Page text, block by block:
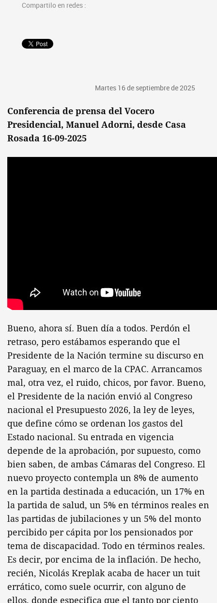
Compartilo en redes :
Martes 16 de septiembre de 2025
Conferencia de prensa del Vocero
Presidencial, Manuel Adorni, desde Casa
Rosada 16-09-2025
Bueno, ahora sí. Buen día a todos. Perdón el
retraso, pero estábamos esperando que el
Presidente de la Nación termine su discurso en
Paraguay, en el marco de la CPAC. Arrancamos
mal, otra vez, el ruido, chicos, por favor. Bueno,
el Presidente de la nación envió al Congreso
nacional el Presupuesto 2026, la ley de leyes,
que define cómo se ordenan los gastos del
Estado nacional. Su entrada en vigencia
depende de la aprobación, por supuesto, como
bien saben, de ambas Cámaras del Congreso. El
nuevo proyecto contempla un 8% de aumento
en la partida destinada a educación, un 17% en
la partida de salud, un 5% en términos reales en
las partidas de jubilaciones y un 5% del monto
percibido per cápita por los pensionados por
tema de discapacidad. Todo en términos reales.
Es decir, por encima de la inflación. De hecho,
recién, Nicolás Kreplak acaba de hacer un tuit
errático, como suele ocurrir, con alguno de
ellos, donde especifica que el tanto por ciento